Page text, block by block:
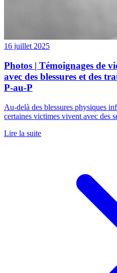
16 juillet 2025
Photos | Témoignages de
avec des blessures et des
P-au-P
Au-delà des blessures physiques
certaines victimes vivent avec des
Lire la suite